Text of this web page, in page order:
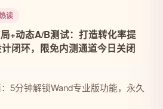
读
+动态A/B测试：打造转化率提
闭环，限免内测通道今日关闭